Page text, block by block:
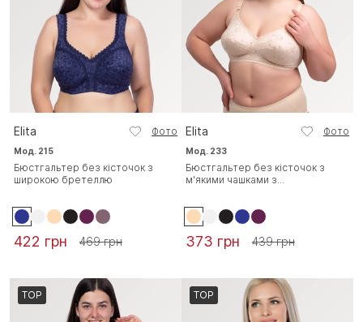
Elita Фото
Мод. 215
Бюстгальтер без кісточок з
широкою бретеллю
422 грн 469 грн
Elita Фото
Мод. 233
Бюстгальтер без кісточок з
м'якими чашками з...
373 грн 439 грн
TOP TOP